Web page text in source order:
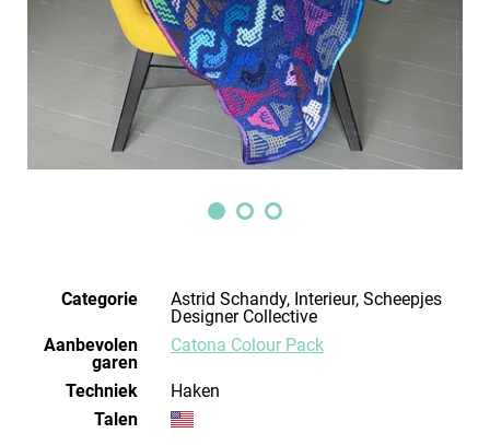
Categorie
Astrid Schandy, Interieur, Scheepjes
Designer Collective
Aanbevolen
garen
Catona Colour Pack
Techniek
haken
Talen